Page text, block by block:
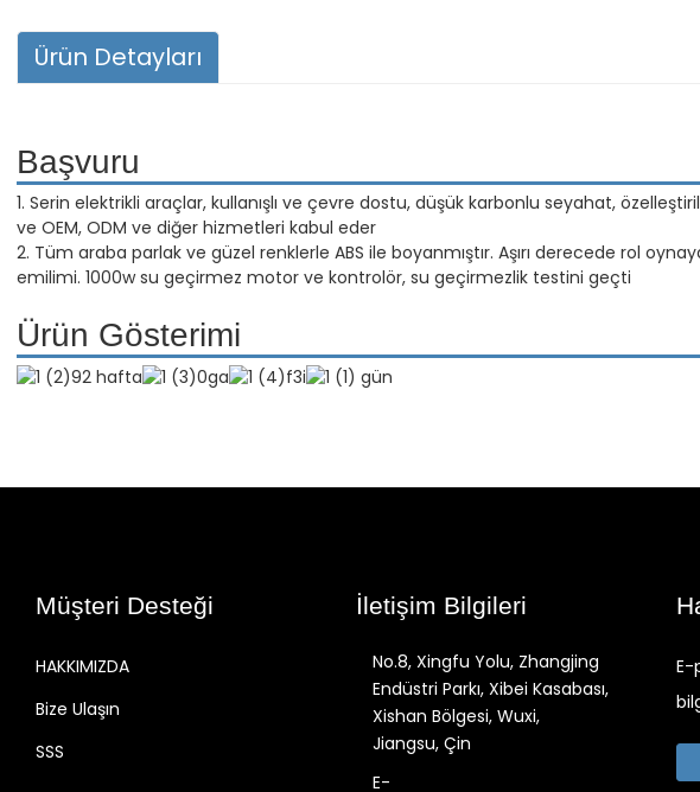
Ürün Detayları
Başvuru
1. Serin elektrikli araçlar, kullanışlı ve çevre dostu, düşük karbonlu seyahat,
ve OEM, ODM ve diğer hizmetleri kabul eder
2. Tüm araba parlak ve güzel renklerle ABS ile boyanmıştır. Aşırı derecede rol
emilimi. 1000w su geçirmez motor ve kontrolör, su geçirmezlik testini geçti
Ürün Gösterimi
Müşteri Desteği
HAKKIMIZDA
Bize Ulaşın
SSS
İletişim Bilgileri
No.8, Xingfu Yolu, Zhangjing
Endüstri Parkı, Xibei Kasabası,
Xishan Bölgesi, Wuxi,
Jiangsu, Çin
E-
E-